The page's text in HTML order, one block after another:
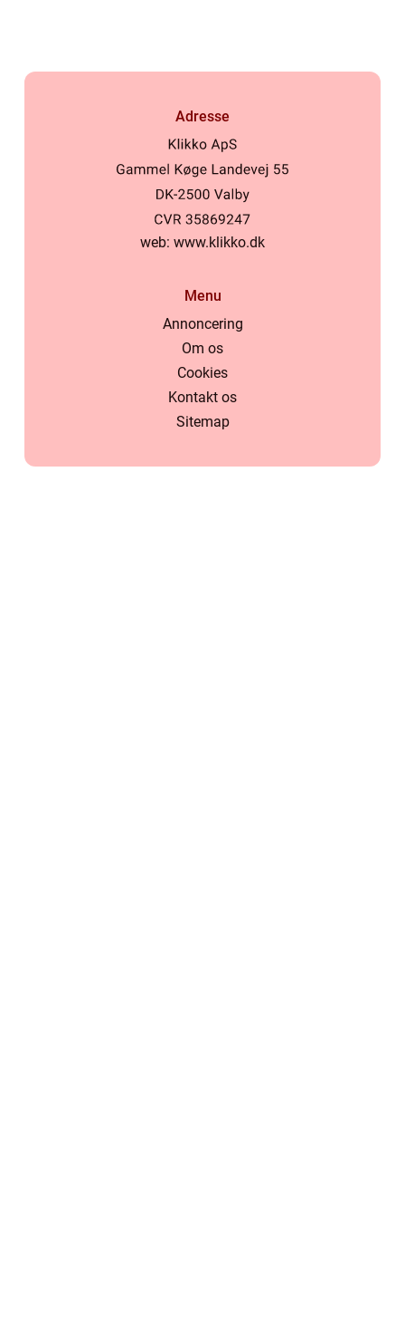
Adresse
web: www.klikko.dk
Menu
Annoncering
Om os
Cookies
Kontakt os
Sitemap